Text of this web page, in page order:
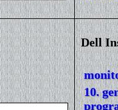
Dell
10.